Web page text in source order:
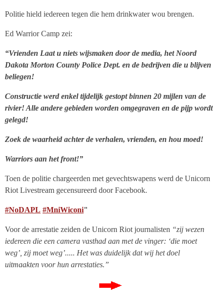
Politie hield iedereen tegen die hem drinkwater wou brengen.
Ed Warrior Camp zei:
“Vrienden Laat u niets wijsmaken door de media, het Noord
Dakota Morton County Police Dept. en de bedrijven die u blijven
beliegen!
Constructie werd enkel tijdelijk gestopt binnen 20 mijlen van de
rivier! Alle andere gebieden worden omgegraven en de pijp wordt
gelegd!
Zoek de waarheid achter de verhalen, vrienden, en hou moed!
Warriors aan het front!”
Toen de politie chargeerden met gevechtswapens werd de Unicorn
Riot Livestream gecensureerd door Facebook.
#NoDAPL #MniWiconi"
Voor de arrestatie zeiden de Unicorn Riot journalisten “zij wezen
iedereen die een camera vasthad aan met de vinger: ‘die moet
weg’, zij moet weg’..... Het was duidelijk dat wij het doel
uitmaakten voor hun arrestaties.”